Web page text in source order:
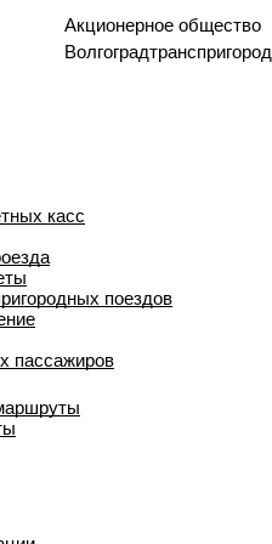
Акционерное общество
Волгоградтранспригород
касс
поездов
пассажиров